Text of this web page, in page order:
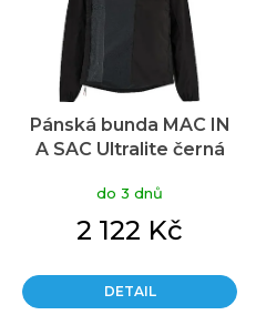
Pánská bunda MAC IN
A SAC Ultralite černá
do 3 dnů
2 122 Kč
DETAIL